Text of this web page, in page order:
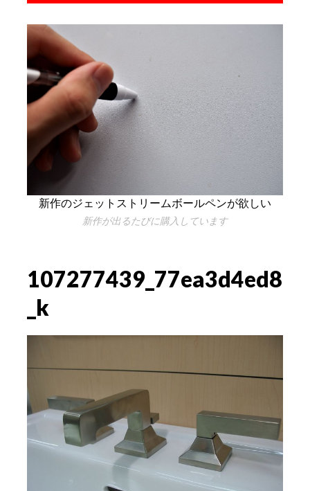
新作のジェットストリームボールペンが欲しい
新作が出るたびに購入しています
107277439_77ea3d4ed8
_k